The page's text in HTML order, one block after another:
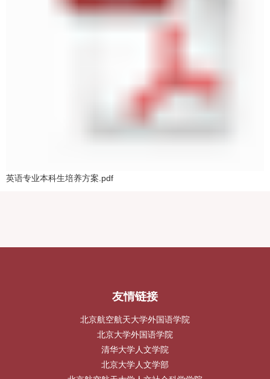
英语专业本科生培养方案.pdf
友情链接
北京航空航天大学外国语学院
北京大学外国语学院
清华大学人文学院
北京大学人文学部